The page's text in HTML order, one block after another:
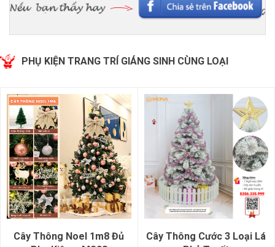
PHỤ KIỆN TRANG TRÍ GIÁNG SINH CÙNG LOẠI
Cây Thông Noel 1m8 Đủ
Cây Thông Cước 3 Loại Lá